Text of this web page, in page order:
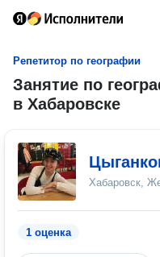
Репетитор по географии
Занятие по
в Хабаровске
Хабаровск,
1 оценка